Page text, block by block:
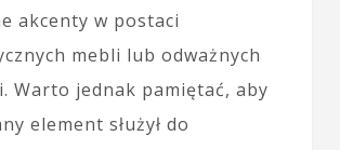
akcenty w postaci
mebli lub odważnych
Warto jednak pamiętać, aby
element służył do